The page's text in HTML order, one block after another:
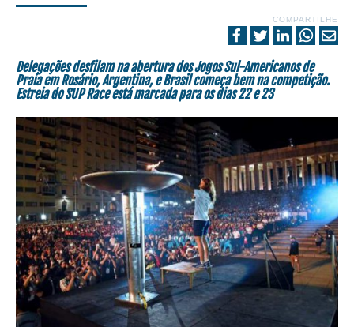
COMPARTILHE
Delegações desfilam na abertura dos Jogos Sul-Americanos de
Praia em Rosário, Argentina, e Brasil começa bem na competição.
Estreia do SUP Race está marcada para os dias 22 e 23